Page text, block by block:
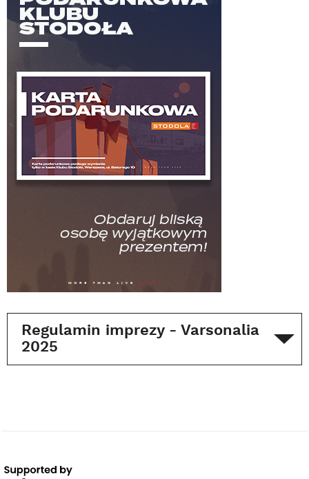
Regulamin imprezy - Varsonalia
2025